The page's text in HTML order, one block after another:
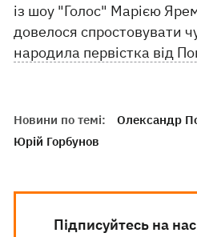
із шоу "Голос" Марією
довелося спростовувати
народила первістка від
Новини по темі:
Олександр
Юрій Горбунов
Підписуйтесь на